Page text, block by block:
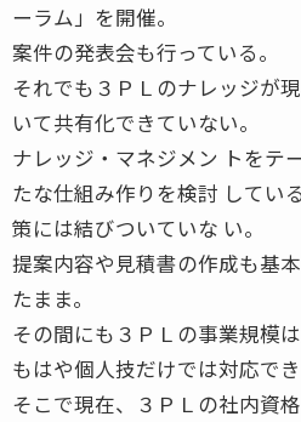
ーラム」を開催。
案件の発表会も行っている。
それでも３ＰＬのナレッジが
いて共有化できていない。
ナレッジ・マネジメン トをテ
たな仕組み作りを検討 してい
策には結びついていな い。
提案内容や見積書の作成も基
たまま。
その間にも３ＰＬの事業規模
もはや個人技だけでは対応でき
そこで現在、３ＰＬの社内資